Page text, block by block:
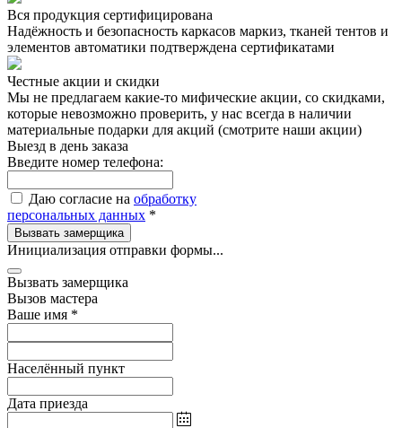
Вся продукция сертифицирована
Надёжность и безопасность каркасов маркиз, тканей тентов и
элементов автоматики подтверждена сертификатами
Честные акции и скидки
Мы не предлагаем какие-то мифические акции, со скидками,
которые невозможно проверить, у нас всегда в наличии
материальные подарки для акций (смотрите наши акции)
Выезд в день заказа
Введите номер телефона:
Даю согласие на обработку
персональных данных *
Вызвать замерщика
Инициализация отправки формы...
Вызвать замерщика
Вызов мастера
Ваше имя *
Населённый пункт
Дата приезда